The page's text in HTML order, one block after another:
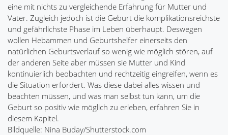
eine mit nichts zu vergleichende Erfahrung für Mutter und
Vater. Zugleich jedoch ist die Geburt die komplikationsreichste
und gefährlichste Phase im Leben überhaupt. Deswegen
wollen Hebammen und Geburtshelfer einerseits den
natürlichen Geburtsverlauf so wenig wie möglich stören, auf
der anderen Seite aber müssen sie Mutter und Kind
kontinuierlich beobachten und rechtzeitig eingreifen, wenn es
die Situation erfordert. Was diese dabei alles wissen und
beachten müssen, und was man selbst tun kann, um die
Geburt so positiv wie möglich zu erleben, erfahren Sie in
diesem Kapitel.
Bildquelle: Nina Buday/Shutterstock.com